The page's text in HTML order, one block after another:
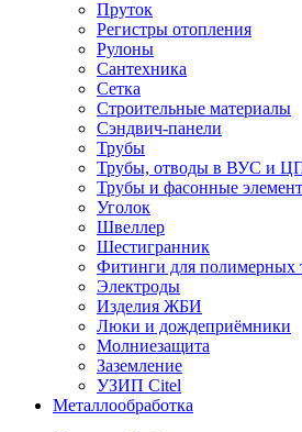
Пруток
Регистры отопления
Рулоны
Сантехника
Сетка
Строительные материалы
Сэндвич-панели
Трубы
Трубы, отводы в ВУС и
Трубы и фасонные
Уголок
Швеллер
Шестигранник
Фитинги для полимерных
Электроды
Изделия ЖБИ
Люки и дождеприёмники
Молниезащита
Заземление
УЗИП Citel
Металлообработка